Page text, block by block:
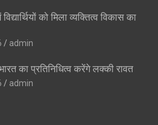
को मिला व्यक्तित्व विकास का
admin
का प्रतिनिधित्व करेंगे लक्की रावत
admin